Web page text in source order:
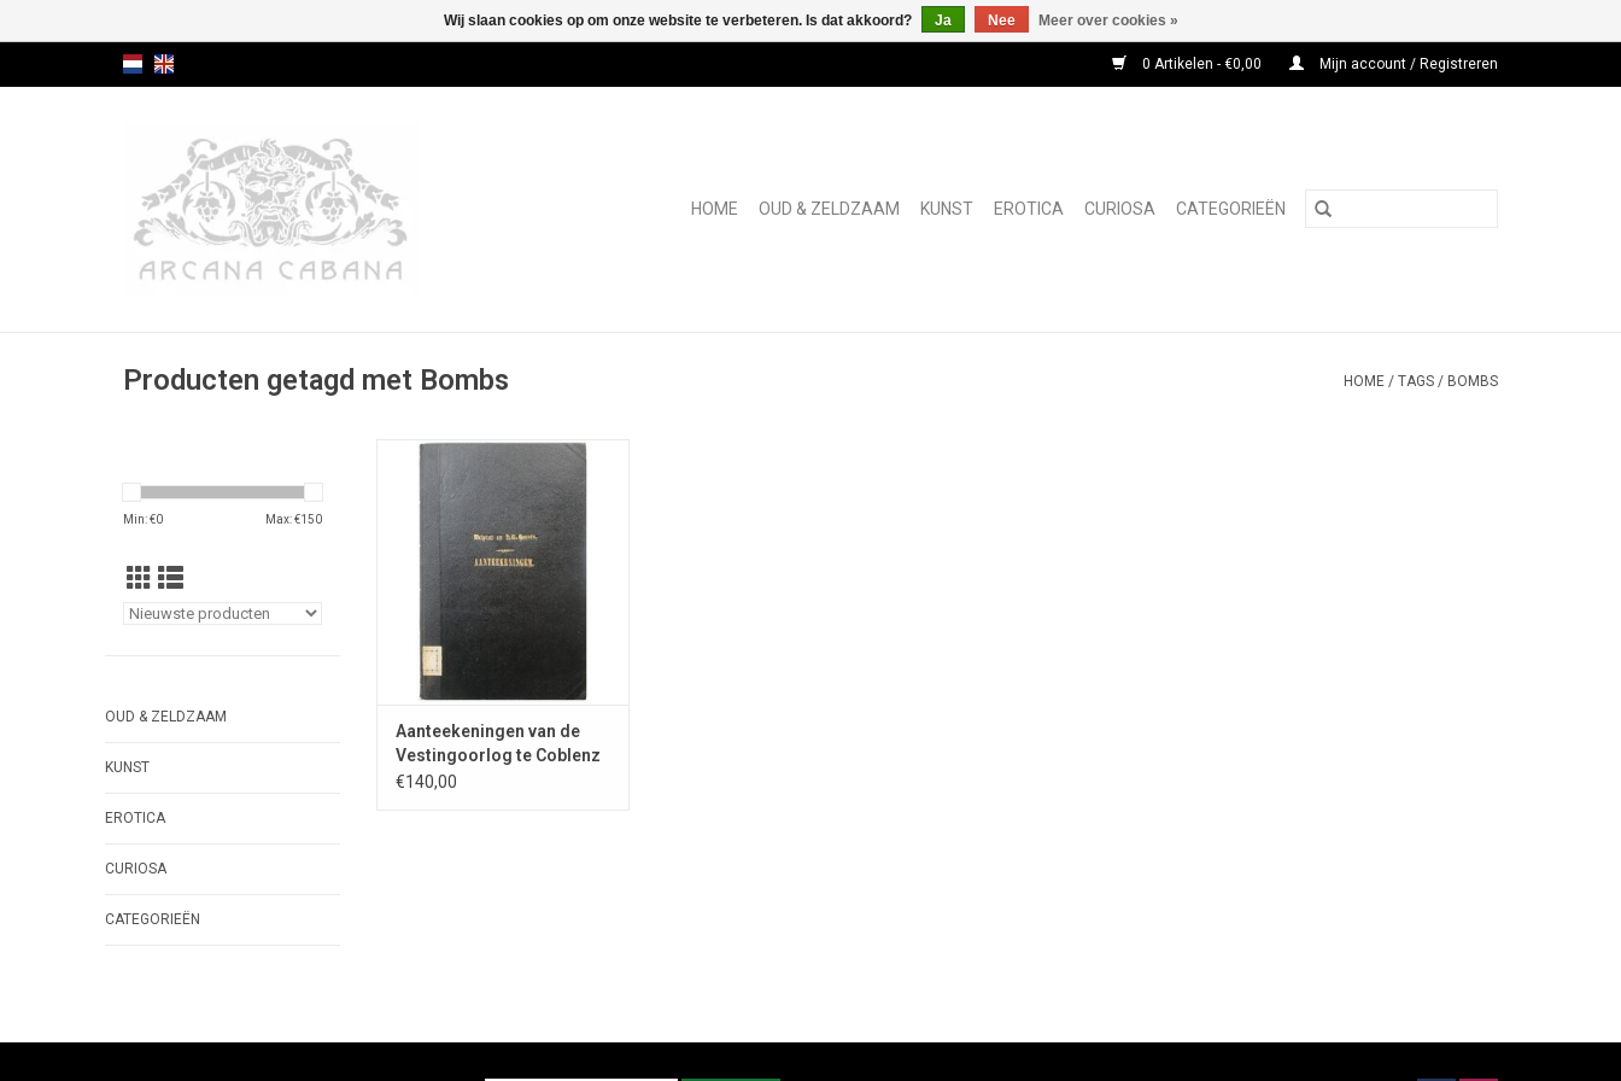
0 Artikelen - €0,00 Mijn account / Registreren
HOME OUD & ZELDZAAM KUNST EROTICA CURIOSA CATEGORIEËN
Producten getagd met Bombs HOME / TAGS / BOMBS
Min: €0 Max: €150
OUD & ZELDZAAM
KUNST
EROTICA
CURIOSA
CATEGORIEËN
Antiquarische uitgave (1864) van
een 19e eeuws militair verslag
van proeven met explosieven en
bommen.
TOEVOEGEN AAN WINKELWAGEN
Aanteekeningen van de
Vestingoorlog te Coblenz
- 1864
€140,00
Wij slaan cookies op om onze website te verbeteren. Is dat akkoord? Ja Nee Meer over cookies »